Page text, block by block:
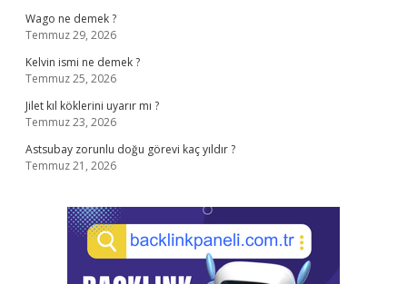
Wago ne demek ?
Temmuz 29, 2026
Kelvin ismi ne demek ?
Temmuz 25, 2026
Jilet kıl köklerini uyarır mı ?
Temmuz 23, 2026
Astsubay zorunlu doğu görevi kaç yıldır ?
Temmuz 21, 2026